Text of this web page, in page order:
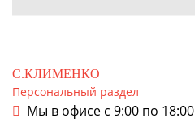
С.КЛИМЕНКО
Персональный раздел
Мы в офисе с 9:00 по 18:00